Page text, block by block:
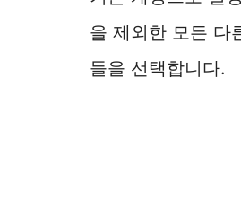
을 제외한 모든 다
들을 선택합니다.